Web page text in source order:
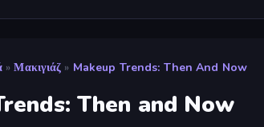
» Μακιγιάζ » Makeup Trends: Then And Now
Then and Now